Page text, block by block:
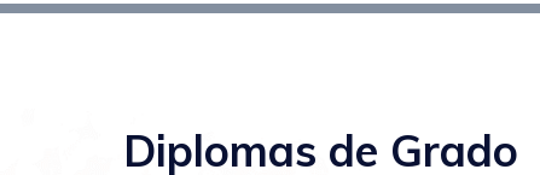
Diplomas de Grado